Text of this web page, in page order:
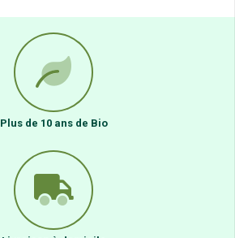
Plus de 10 ans de Bio